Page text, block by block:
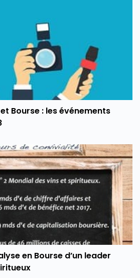
Bourse : les événements
en Bourse d’un leader